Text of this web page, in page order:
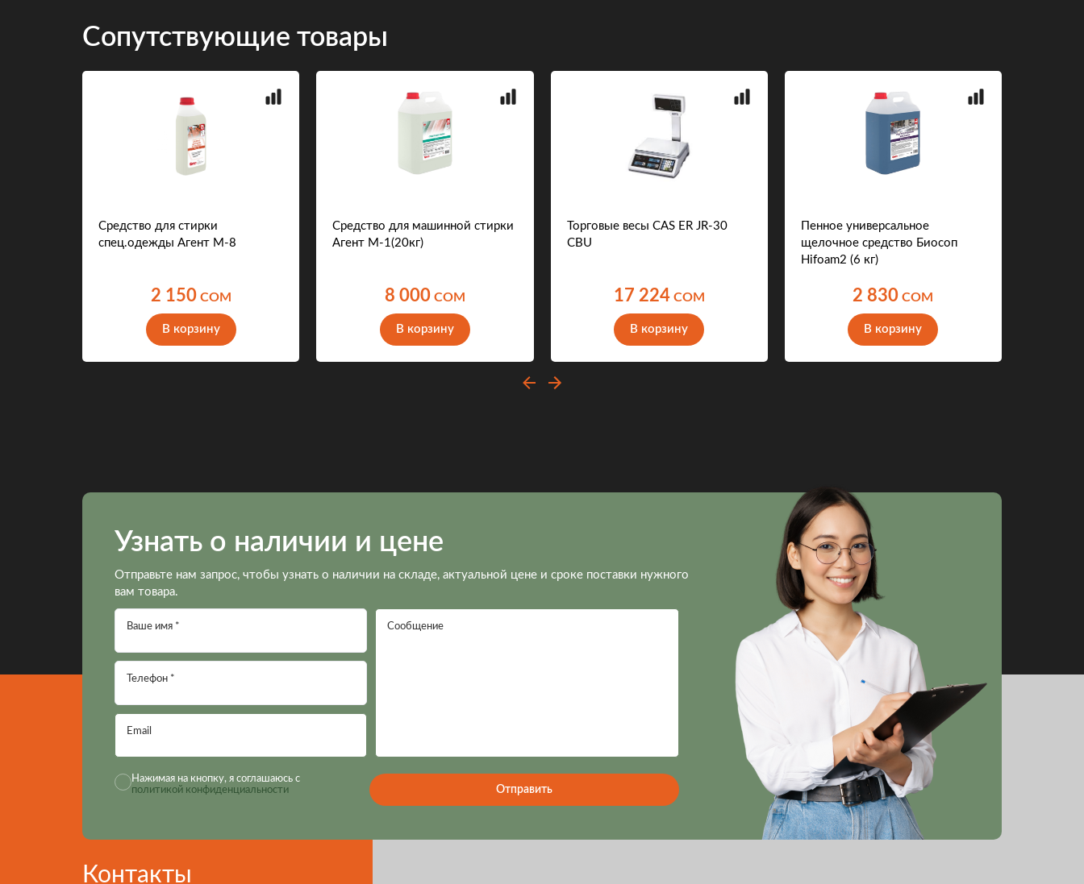
Сопутствующие товары
Средство для стирки
спец.одежды Агент М-8
2 150COM
В корзину
Средство для машинной стирки
Агент M-1(20кг)
8 000COM
В корзину
Торговые весы CAS ER JR-30
CBU
17 224COM
В корзину
Пенное универсальное
щелочное средство Биосоп
Hifoam2 (6 кг)
2 830 COM
В корзину
Узнать о наличии и цене
Отправьте нам запрос, чтобы узнать о наличии на складе, актуальной цене и сроке поставки нужного
вам товара.
Ваше имя *
Телефон *
Email
Сообщение
Нажимая на кнопку, я соглашаюсь с
политикой конфиденциальности
Отправить
Контакты